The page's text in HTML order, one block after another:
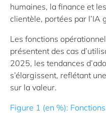
humaines, la finance et
clientèle, portées par l’IA
Les fonctions
présentent des cas
2025, les tendances
s’élargissent, reflétant
sur la valeur.
Figure 1 (en %):